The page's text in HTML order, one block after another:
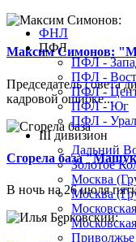
Максим Симонов: "Мы
Председатель совета
кадровой ошибке...
Сгорела база
В ночь на 26 июля
ФНЛ
ПФЛ
ПФЛ -
ПФЛ -
ПФЛ -
ПФЛ - Юг
ПФЛ -
III дивизион
Дальний
Золотое
Москва
Москва
Приволжье